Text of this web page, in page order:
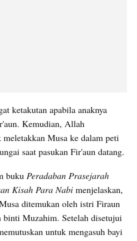
ketakutan apabila anaknya
Kemudian, Allah
Musa ke dalam peti
saat pasukan Fir'aun datang.
buku Peradaban Prasejarah
Kisah Para Nabi menjelaskan,
ditemukan oleh istri Firaun
binti Muzahim. Setelah disetujui
untuk mengasuh bayi